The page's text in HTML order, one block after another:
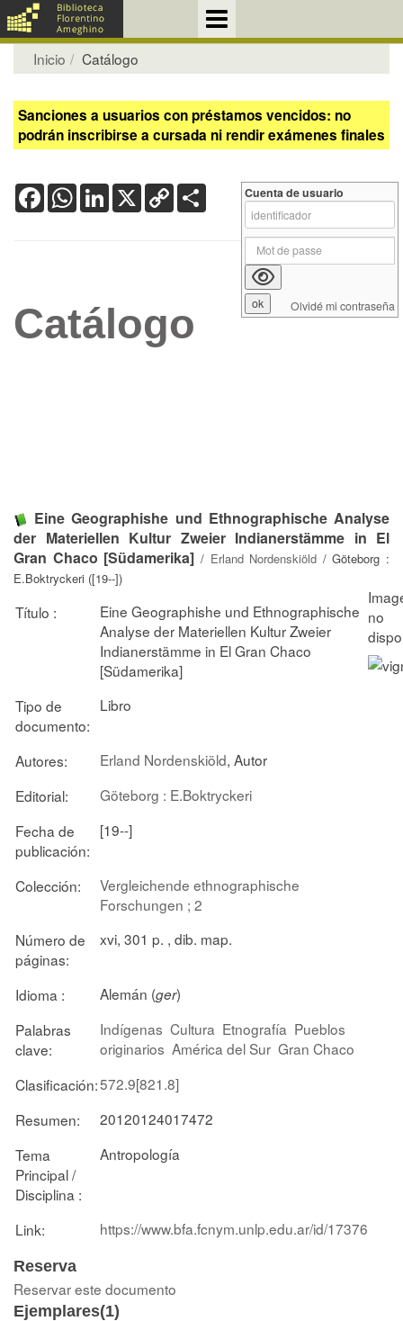
Inicio Catálogo
Sanciones a usuarios con préstamos vencidos: no
podrán inscribirse a cursada ni rendir exámenes finales
FacebookWhatsApp
LinkedIn
X Copy
Link
Catálogo
Eine Geographishe und Ethnographische Analyse
der Materiellen Kultur Zweier Indianerstämme in El
Gran Chaco [Südamerika] / Erland Nordenskiöld / Göteborg :
E.Boktryckeri ([19--])
Título :
Eine Geographishe und Ethnographische
Analyse der Materiellen Kultur Zweier
Indianerstämme in El Gran Chaco
[Südamerika]
Tipo de
documento:
Libro
Autores: Erland Nordenskiöld, Autor
Editorial:
Göteborg : E.Boktryckeri
Fecha de
publicación:
[19--]
Colección:
Vergleichende ethnographische
Forschungen ; 2
Número de
páginas:
xvi, 301 p. , dib. map.
Idioma : Alemán (ger)
Palabras
clave:
Indígenas Cultura Etnografía Pueblos
originarios América del Sur Gran Chaco
Clasificación:572.9[821.8]
Resumen:
20120124017472
Tema
Principal /
Disciplina :
Antropología
Link: https://www.bfa.fcnym.unlp.edu.ar/id/17376
Reserva
Reservar este documento
Ejemplares(1)
Cuenta de usuario
Olvidé mi contraseña